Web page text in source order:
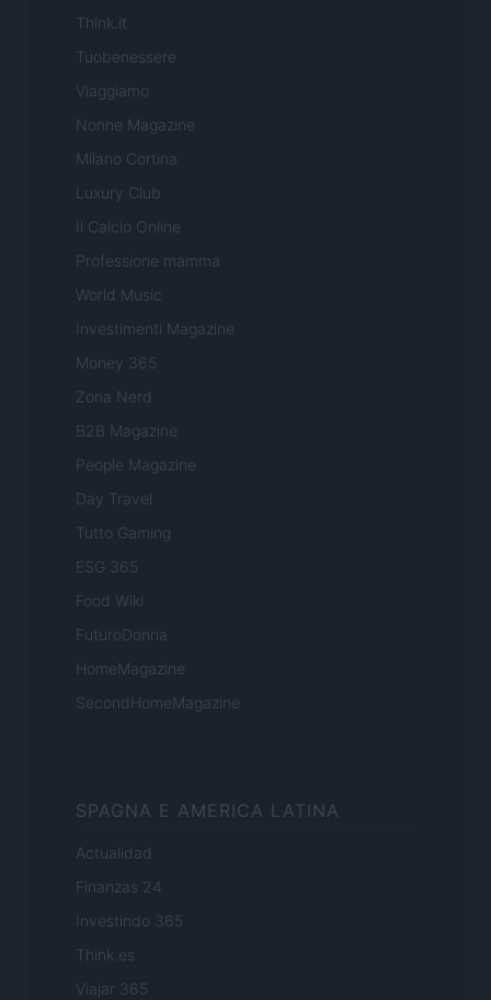
Think.it
Tuobenessere
Viaggiamo
Nonne Magazine
Milano Cortina
Luxury Club
Il Calcio Online
Professione mamma
World Music
Investimenti Magazine
Money 365
Zona Nerd
B2B Magazine
People Magazine
Day Travel
Tutto Gaming
ESG 365
Food Wiki
FuturoDonna
HomeMagazine
SecondHomeMagazine
SPAGNA E AMERICA LATINA
Actualidad
Finanzas 24
Investindo 365
Think.es
Viajar 365